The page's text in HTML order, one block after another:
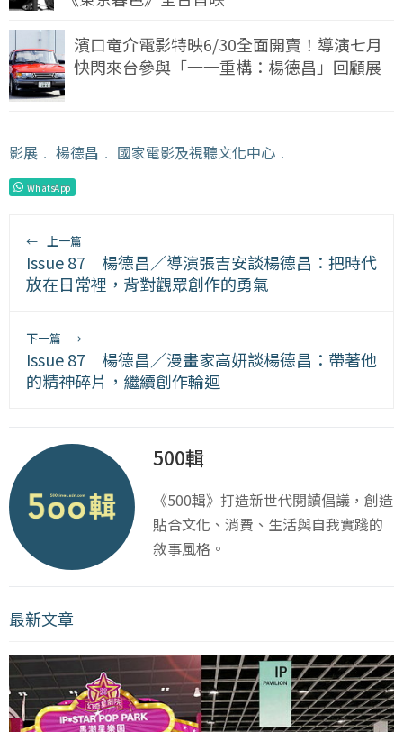
濱口竜介電影特映6/30全面開賣！導演七月
快閃來台參與「一一重構：楊德昌」回顧展
影展 ﹒ 楊德昌 ﹒ 國家電影及視聽文化中心 ﹒
WhatsApp
← 上一篇
Issue 87｜楊德昌／導演張吉安談楊德昌：把時代
放在日常裡，背對觀眾創作的勇氣
下一篇 →
Issue 87｜楊德昌／漫畫家高妍談楊德昌：帶著他
的精神碎片，繼續創作輪迴
500輯
《500輯》打造新世代閱讀倡議，創造
貼合文化、消費、生活與自我實踐的
敘事風格。
最新文章